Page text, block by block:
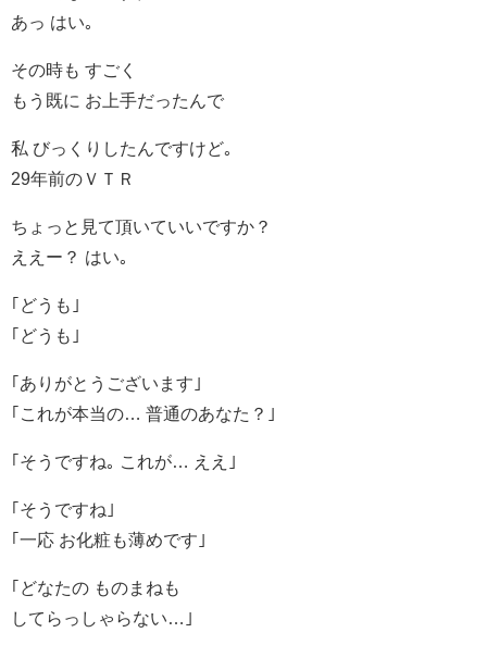
あっ はい｡
その時も すごく
もう既に お上手だったんで
私 びっくりしたんですけど｡
29年前のＶＴＲ
ちょっと見て頂いていいですか？
ええー？ はい｡
｢どうも｣
｢どうも｣
｢ありがとうございます｣
｢これが本当の… 普通のあなた？｣
｢そうですね｡ これが… ええ｣
｢そうですね｣
｢一応 お化粧も薄めです｣
｢どなたの ものまねも
してらっしゃらない…｣